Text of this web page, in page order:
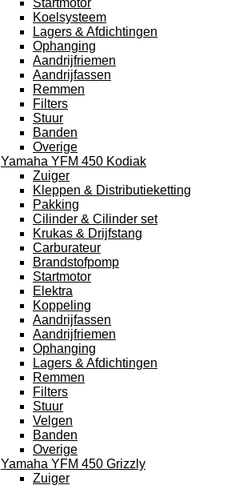
Startmotor
Koelsysteem
Lagers & Afdichtingen
Ophanging
Aandrijfriemen
Aandrijfassen
Remmen
Filters
Stuur
Banden
Overige
Yamaha YFM 450 Kodiak
Zuiger
Kleppen & Distributieketting
Pakking
Cilinder & Cilinder set
Krukas & Drijfstang
Carburateur
Brandstofpomp
Startmotor
Elektra
Koppeling
Aandrijfassen
Aandrijfriemen
Ophanging
Lagers & Afdichtingen
Remmen
Filters
Stuur
Velgen
Banden
Overige
Yamaha YFM 450 Grizzly
Zuiger